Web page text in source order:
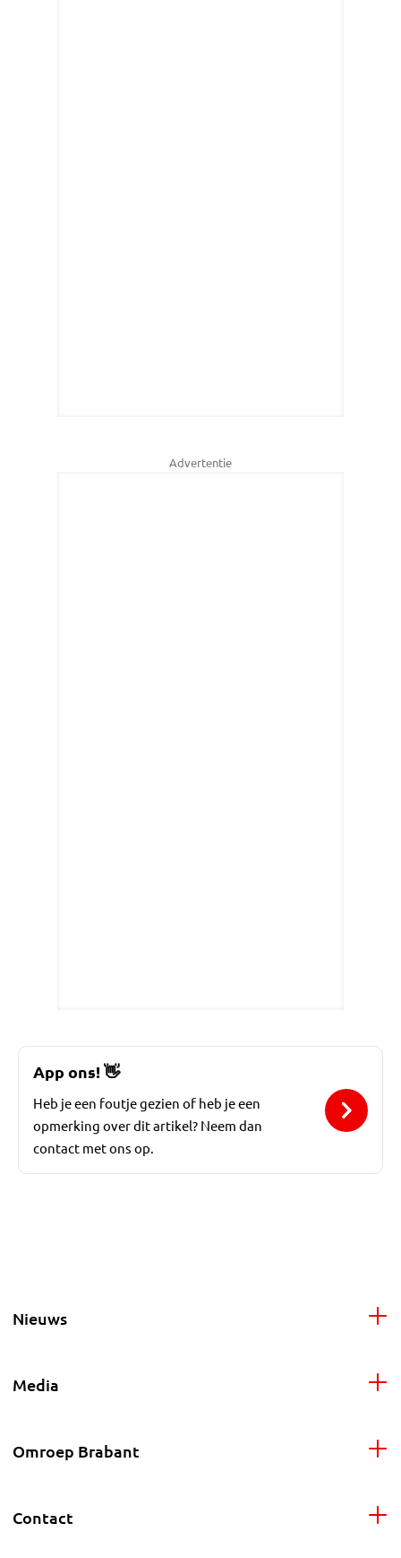
Advertentie
App ons!👋
Heb je een foutje gezien of heb je een
opmerking over dit artikel? Neem dan
contact met ons op.
Nieuws
Media
Omroep Brabant
Contact